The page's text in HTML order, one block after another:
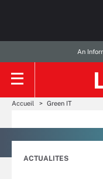
An
Accueil Green IT
ACTUALITES